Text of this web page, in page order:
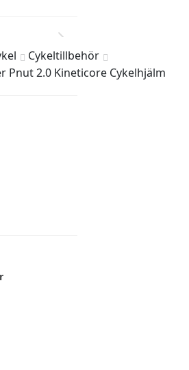
Cykeltillbehör
Pnut 2.0 Kineticore Cykelhjälm